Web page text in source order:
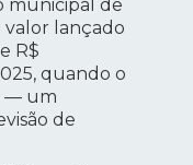
municipal de
valor lançado
R$
quando o
— um
de